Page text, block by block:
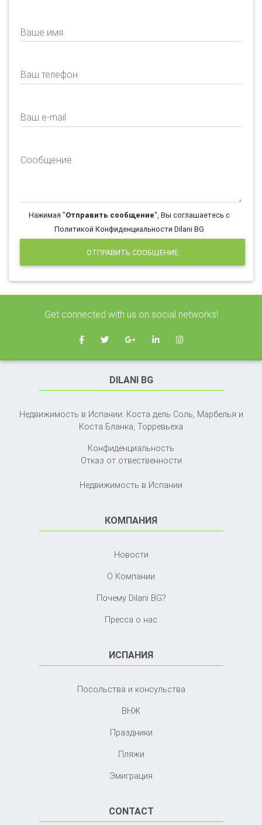
Ваше имя
Ваш телефон
Ваш e-mail
Сообщение
Нажимая "Отправить сообщение", Вы соглашаетесь с
Политикой Конфиденциальности Dilani BG
ОТПРАВИТЬ СООБЩЕНИЕ
Get connected with us on social networks!
DILANI BG
Недвижимость в Испании: Коста дель Соль, Марбелья и
Коста Бланка, Торревьеха
Конфиденциальность
Отказ от отвественности
Недвижимость в Испании
КОМПАНИЯ
Новости
О Компании
Почему Dilani BG?
Пресса о нас
ИСПАНИЯ
Посольства и консульства
ВНЖ
Праздники
Пляжи
Эмиграция
CONTACT